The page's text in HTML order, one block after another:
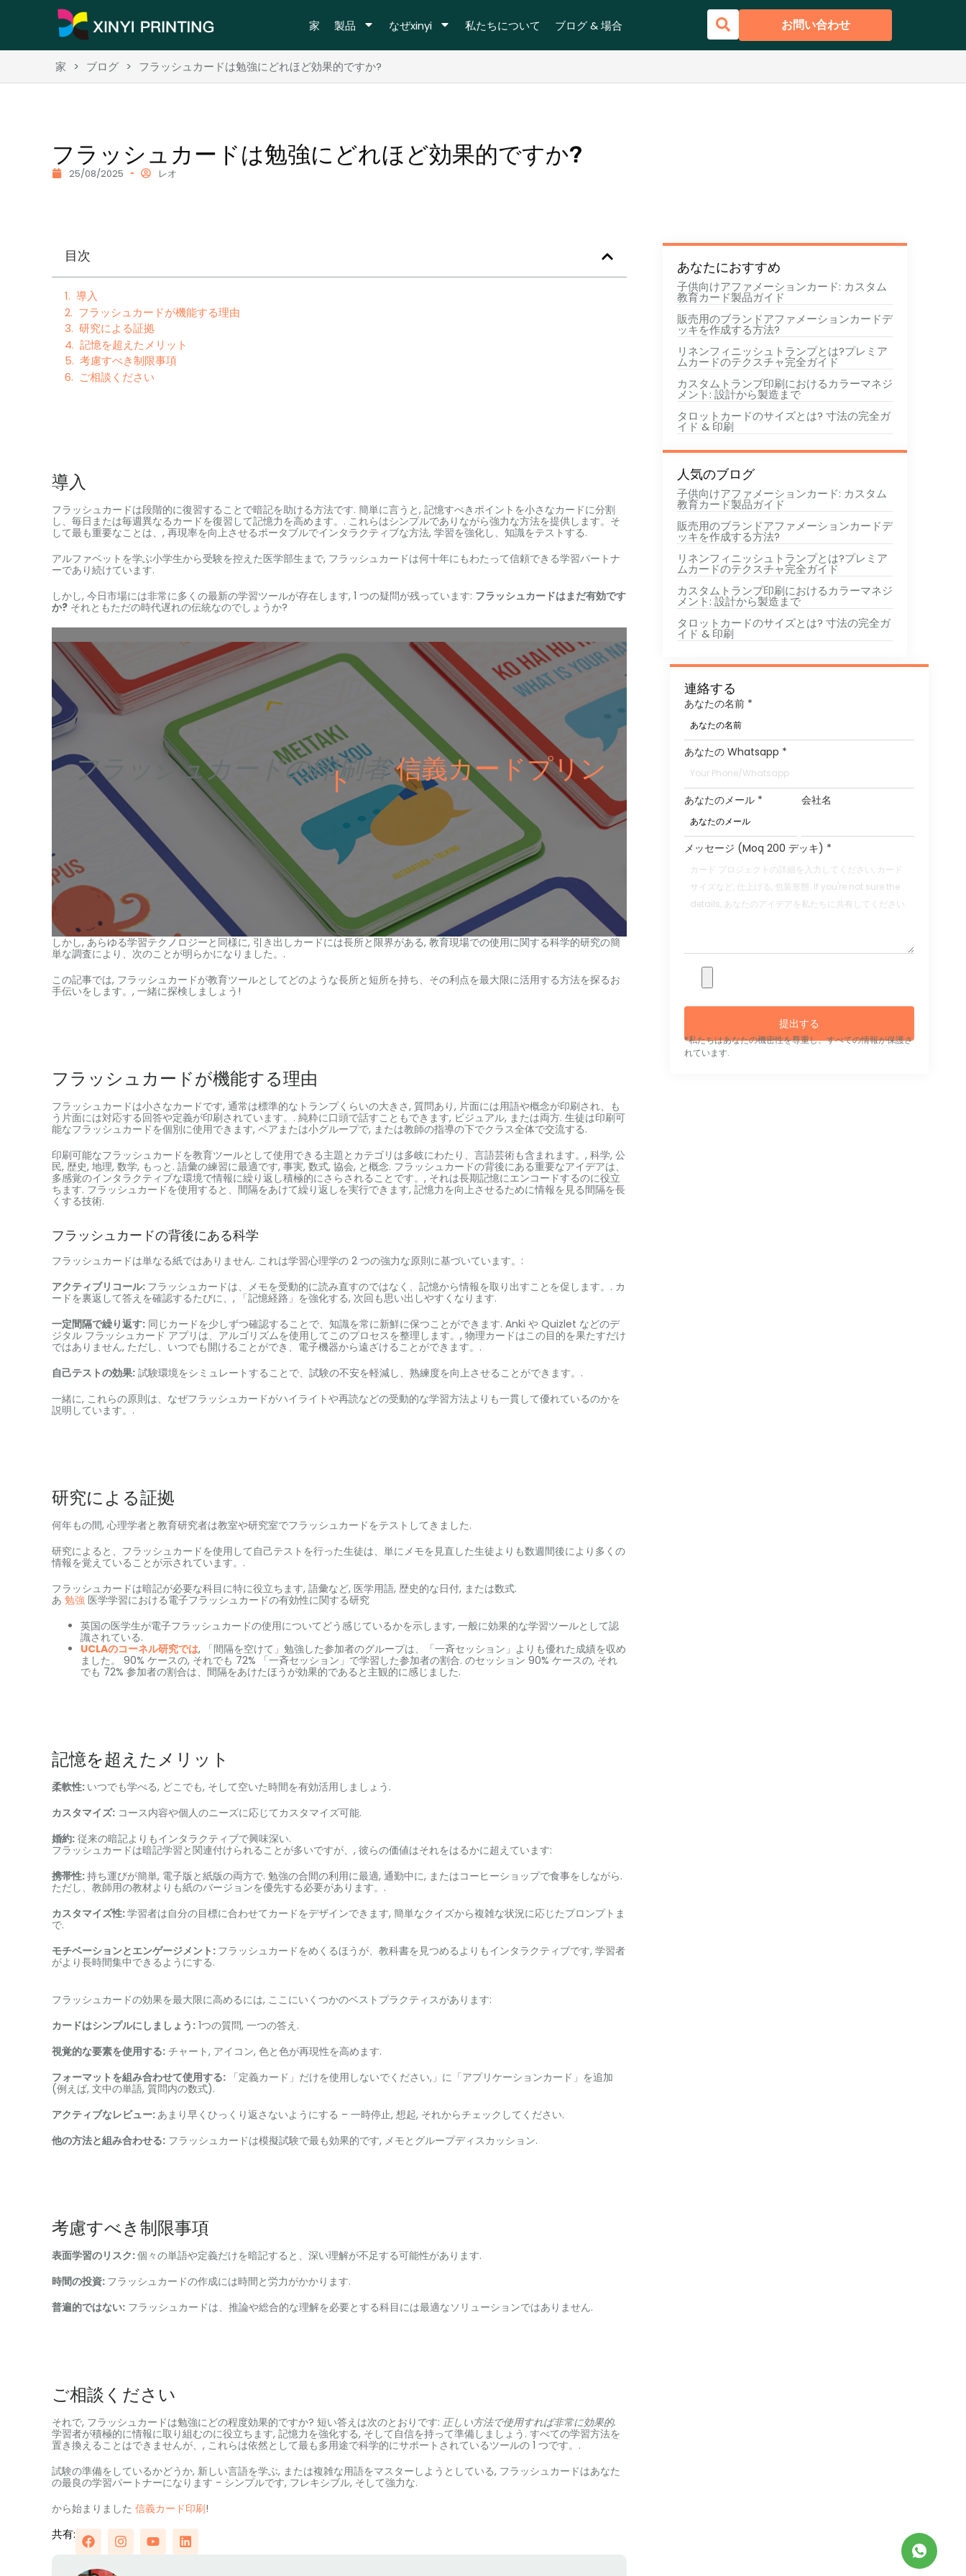
家 製品 なぜxinyi 私たちについて ブログ & 場合 お問い合わせ
家 > ブログ > フラッシュカードは勉強にどれほど効果的ですか?
フラッシュカードは勉強にどれほど効果的ですか?
25/08/2025 レオ
目次
導入
フラッシュカードが機能する理由
研究による証拠
記憶を超えたメリット
考慮すべき制限事項
ご相談ください
導入
フラッシュカードは段階的に復習することで暗記を助ける方法です. 簡単に言うと, 記憶すべきポイントを小さなカードに分割
し、毎日または毎週異なるカードを復習して記憶力を高めます。. これらはシンプルでありながら強力な方法を提供します。そ
して最も重要なことは、, 再現率を向上させるポータブルでインタラクティブな方法, 学習を強化し、知識をテストする.
アルファベットを学ぶ小学生から受験を控えた医学部生まで, フラッシュカードは何十年にもわたって信頼できる学習パートナ
ーであり続けています.
しかし, 今日市場には非常に多くの最新の学習ツールが存在します, 1 つの疑問が残っています: フラッシュカードはまだ有効です
か? それともただの時代遅れの伝統なのでしょうか?
フラッシュカードの印刷者信義カードプリン
ト
しかし, あらゆる学習テクノロジーと同様に, 引き出しカードには長所と限界がある, 教育現場での使用に関する科学的研究の簡
単な調査により、次のことが明らかになりました。.
この記事では, フラッシュカードが教育ツールとしてどのような長所と短所を持ち、その利点を最大限に活用する方法を探るお
手伝いをします。, 一緒に探検しましょう!
フラッシュカードが機能する理由
フラッシュカードは小さなカードです, 通常は標準的なトランプくらいの大きさ, 質問あり, 片面には用語や概念が印刷され、も
う片面には対応する回答や定義が印刷されています。. 純粋に口頭で話すこともできます, ビジュアル, または両方. 生徒は印刷可
能なフラッシュカードを個別に使用できます, ペアまたは小グループで, または教師の指導の下でクラス全体で交流する.
印刷可能なフラッシュカードを教育ツールとして使用できる主題とカテゴリは多岐にわたり、言語芸術も含まれます。, 科学, 公
民, 歴史, 地理, 数学, もっと. 語彙の練習に最適です, 事実, 数式, 協会, と概念. フラッシュカードの背後にある重要なアイデアは、
多感覚のインタラクティブな環境で情報に繰り返し積極的にさらされることです。, それは長期記憶にエンコードするのに役立
ちます. フラッシュカードを使用すると、間隔をあけて繰り返しを実行できます, 記憶力を向上させるために情報を見る間隔を長
くする技術.
フラッシュカードの背後にある科学
フラッシュカードは単なる紙ではありません. これは学習心理学の 2 つの強力な原則に基づいています。:
アクティブリコール: フラッシュカードは、メモを受動的に読み直すのではなく、記憶から情報を取り出すことを促します。. カ
ードを裏返して答えを確認するたびに、, 「記憶経路」を強化する, 次回も思い出しやすくなります.
一定間隔で繰り返す: 同じカードを少しずつ確認することで、知識を常に新鮮に保つことができます. Anki や Quizlet などのデ
ジタル フラッシュカード アプリは、アルゴリズムを使用してこのプロセスを整理します。, 物理カードはこの目的を果たすだけ
ではありません, ただし、いつでも開けることができ、電子機器から遠ざけることができます。.
自己テストの効果: 試験環境をシミュレートすることで、試験の不安を軽減し、熟練度を向上させることができます。.
一緒に, これらの原則は、なぜフラッシュカードがハイライトや再読などの受動的な学習方法よりも一貫して優れているのかを
説明しています。.
研究による証拠
何年もの間, 心理学者と教育研究者は教室や研究室でフラッシュカードをテストしてきました.
研究によると、フラッシュカードを使用して自己テストを行った生徒は、単にメモを見直した生徒よりも数週間後により多くの
情報を覚えていることが示されています。.
フラッシュカードは暗記が必要な科目に特に役立ちます, 語彙など, 医学用語, 歴史的な日付, または数式.
あ 勉強 医学学習における電子フラッシュカードの有効性に関する研究
英国の医学生が電子フラッシュカードの使用についてどう感じているかを示します, 一般に効果的な学習ツールとして認
識されている.
UCLAのコーネル研究では, 「間隔を空けて」勉強した参加者のグループは、「一斉セッション」よりも優れた成績を収め
ました。 90% ケースの, それでも 72% 「一斉セッション」で学習した参加者の割合. のセッション 90% ケースの, それ
でも 72% 参加者の割合は、間隔をあけたほうが効果的であると主観的に感じました.
記憶を超えたメリット
柔軟性: いつでも学べる, どこでも, そして空いた時間を有効活用しましょう.
カスタマイズ: コース内容や個人のニーズに応じてカスタマイズ可能.
婚約: 従来の暗記よりもインタラクティブで興味深い.
フラッシュカードは暗記学習と関連付けられることが多いですが、, 彼らの価値はそれをはるかに超えています:
携帯性:持ち運びが簡単, 電子版と紙版の両方で. 勉強の合間の利用に最適, 通勤中に, またはコーヒーショップで食事をしながら.
ただし、教師用の教材よりも紙のバージョンを優先する必要があります。.
カスタマイズ性:学習者は自分の目標に合わせてカードをデザインできます, 簡単なクイズから複雑な状況に応じたプロンプトま
で.
モチベーションとエンゲージメント: フラッシュカードをめくるほうが、教科書を見つめるよりもインタラクティブです, 学習者
がより長時間集中できるようにする.
フラッシュカードの効果を最大限に高めるには, ここにいくつかのベストプラクティスがあります:
カードはシンプルにしましょう: 1つの質問, 一つの答え.
視覚的な要素を使用する: チャート, アイコン, 色と色が再現性を高めます.
フォーマットを組み合わせて使用​​する: 「定義カード」だけを使用しないでください,」に「アプリケーションカード」を追加
(例えば, 文中の単語, 質問内の数式).
アクティブなレビュー: あまり早くひっくり返さないようにする – 一時停止, 想起, それからチェックしてください.
他の方法と組み合わせる: フラッシュカードは模擬試験で最も効果的です, メモとグループディスカッション.
考慮すべき制限事項
表面学習のリスク:個々の単語や定義だけを暗記すると、深い理解が不足する可能性があります.
時間の投資: フラッシュカードの作成には時間と労力がかかります.
普遍的ではない: フラッシュカードは、推論や総合的な理解を必要とする科目には最適なソリューションではありません.
ご相談ください
それで, フラッシュカードは勉強にどの程度効果的ですか? 短い答えは次のとおりです: 正しい方法で使用すれば非常に効果的.
学習者が積極的に情報に取り組むのに役立ちます, 記憶力を強化する, そして自信を持って準備しましょう. すべての学習方法を
置き換えることはできませんが、, これらは依然として最も多用途で科学的にサポートされているツールの 1 つです。.
試験の準備をしているかどうか, 新しい言語を学ぶ, または複雑な用語をマスターしようとしている, フラッシュカードはあなた
の最良の学習パートナーになります - シンプルです, フレキシブル, そして強力な.
から始まりました 信義カード印刷!
共有:
あなたにおすすめ
子供向けアファメーションカード: カスタム
教育カード製品ガイド
販売用のブランドアファメーションカードデ
ッキを作成する方法?
リネンフィニッシュトランプとは?プレミア
ムカードのテクスチャ完全ガイド
カスタムトランプ印刷におけるカラーマネジ
メント: 設計から製造まで
タロットカードのサイズとは? 寸法の完全ガ
イド & 印刷
人気のブログ
子供向けアファメーションカード: カスタム
教育カード製品ガイド
販売用のブランドアファメーションカードデ
ッキを作成する方法?
リネンフィニッシュトランプとは?プレミア
ムカードのテクスチャ完全ガイド
カスタムトランプ印刷におけるカラーマネジ
メント: 設計から製造まで
タロットカードのサイズとは? 寸法の完全ガ
イド & 印刷
連絡する
あなたの名前 *
あなたの Whatsapp *
あなたのメール * 会社名
メッセージ (Moq 200 デッキ) *
提出する
*私たちはあなたの機密性を尊重し、すべての情報が保護さ
れています.